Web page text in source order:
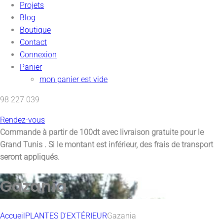
Projets
Blog
Boutique
Contact
Connexion
Panier
mon panier est vide
98 227 039
Rendez-vous
Commande à partir de 100dt avec livraison gratuite pour le
Grand Tunis . Si le montant est inférieur, des frais de transport
seront appliqués.
Gazania
AccueilPLANTES D'EXTÉRIEURGazania